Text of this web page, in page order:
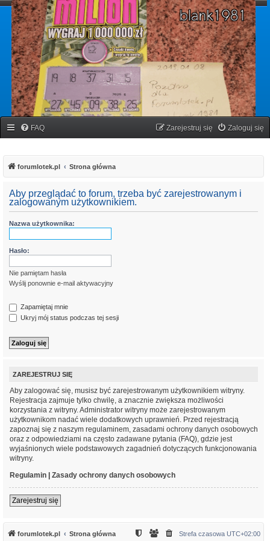
forumlotek.pl
Forum gier liczbowych
FAQ Zaloguj się
Zarejestruj się
forumlotek.pl Strona główna
Aby przeglądać to forum, trzeba być zarejestrowanym i
zalogowanym użytkownikiem.
Nazwa użytkownika:
Hasło:
Nie pamiętam hasła
Wyślij ponownie e-mail aktywacyjny
Zapamiętaj mnie
Ukryj mój status podczas tej sesji
ZAREJESTRUJ SIĘ
Aby zalogować się, musisz być zarejestrowanym użytkownikiem witryny.
Rejestracja zajmuje tylko chwilę, a znacznie zwiększa możliwości
korzystania z witryny. Administrator witryny może zarejestrowanym
użytkownikom nadać wiele dodatkowych uprawnień. Przed rejestracją
zapoznaj się z naszym regulaminem, zasadami ochrony danych osobowych
oraz z odpowiedziami na często zadawane pytania (FAQ), gdzie jest
wyjaśnionych wiele podstawowych zagadnień dotyczących funkcjonowania
witryny.
Regulamin
Zasady ochrony danych osobowych
Zarejestruj się
forumlotek.pl Strona główna Strefa czasowa UTC+02:00